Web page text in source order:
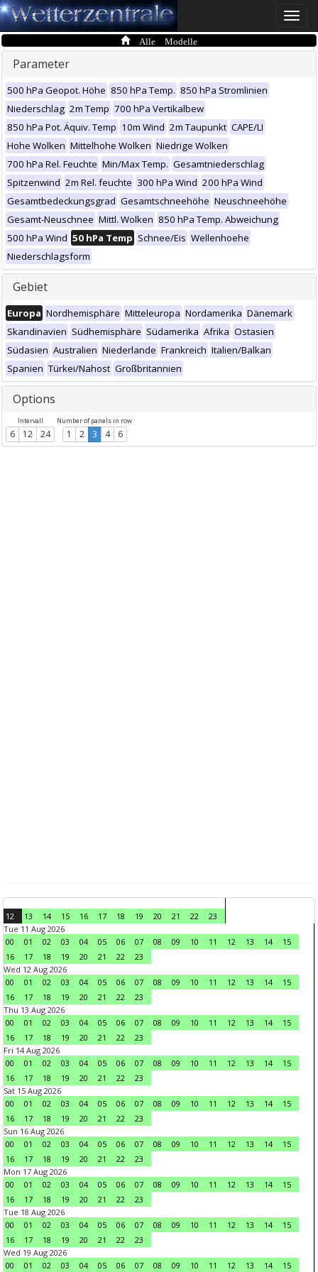
Toggle
Alle Modelle
Parameter
500 hPa Geopot. Höhe 850 hPa Temp. 850 hPa Stromlinien
Niederschlag 2m Temp 700 hPa Vertikalbew
850 hPa Pot. Äquiv. Temp 10m Wind 2m Taupunkt CAPE/LI
Hohe Wolken Mittelhohe Wolken Niedrige Wolken
700 hPa Rel. Feuchte Min/Max Temp. Gesamtniederschlag
Spitzenwind 2m Rel. feuchte 300 hPa Wind 200 hPa Wind
Gesamtbedeckungsgrad Gesamtschneehöhe Neuschneehöhe
Gesamt-Neuschnee Mittl. Wolken 850 hPa Temp. Abweichung
500 hPa Wind 50 hPa Temp Schnee/Eis Wellenhoehe
Niederschlagsform
Gebiet
Europa Nordhemisphäre Mitteleuropa Nordamerika Dänemark
Skandinavien Südhemisphäre Südamerika Afrika Ostasien
Südasien Australien Niederlande Frankreich Italien/Balkan
Spanien Türkei/Nahost Großbritannien
Options
Intervall
6 12 24
Number of panels in row
1 2 3 4 6
12 13 14 15 16 17 18 19 20 21 22
23
Tue 11 Aug 2026
00
01 02 03 04 05 06 07 08 09 10 11 12 13 14
15
16
17 18 19 20 21 22
23
Wed 12 Aug 2026
00
01 02 03 04 05 06 07 08 09 10 11 12 13 14
15
16
17 18 19 20 21 22
23
Thu 13 Aug 2026
00
01 02 03 04 05 06 07 08 09 10 11 12 13 14
15
16
17 18 19 20 21 22
23
Fri 14 Aug 2026
00
01 02 03 04 05 06 07 08 09 10 11 12 13 14
15
16
17 18 19 20 21 22
23
Sat 15 Aug 2026
00
01 02 03 04 05 06 07 08 09 10 11 12 13 14
15
16
17 18 19 20 21 22
23
Sun 16 Aug 2026
00
01 02 03 04 05 06 07 08 09 10 11 12 13 14
15
16
17 18 19 20 21 22
23
Mon 17 Aug 2026
00
01 02 03 04 05 06 07 08 09 10 11 12 13 14
15
16
17 18 19 20 21 22
23
Tue 18 Aug 2026
00
01 02 03 04 05 06 07 08 09 10 11 12 13 14
15
16
17 18 19 20 21 22
23
Wed 19 Aug 2026
00
01 02 03 04 05 06 07 08 09 10 11 12 13 14 15